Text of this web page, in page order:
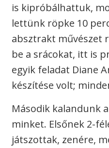
is kipróbálhattuk,
lettünk röpke 10
absztrakt művészet
be a srácokat, itt is
egyik feladat Diane
készítése volt;
Második kalandunk a
minket. Elsőnek 2-
játszottak, zenére,